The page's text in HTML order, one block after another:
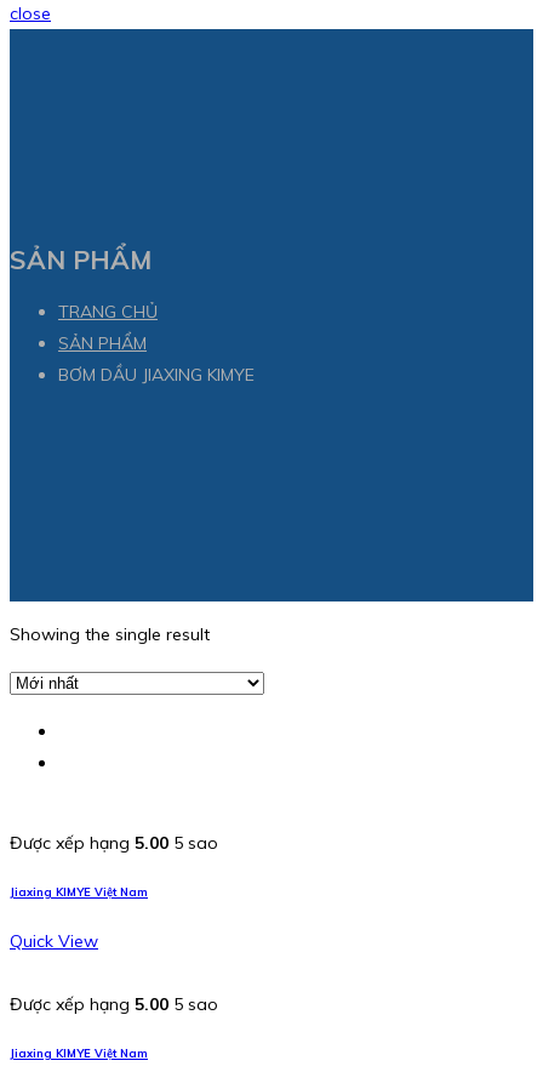
close
SẢN PHẨM
TRANG CHỦ
SẢN PHẨM
BƠM DẦU JIAXING KIMYE
Showing the single result
Được xếp hạng 5.00 5 sao
Jiaxing KIMYE Việt Nam
Quick View
Được xếp hạng 5.00 5 sao
Jiaxing KIMYE Việt Nam